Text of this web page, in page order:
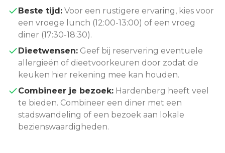
Beste tijd: Voor een rustigere ervaring, kies voor
een vroege lunch (12:00-13:00) of een vroeg
diner (17:30-18:30).
Dieetwensen: Geef bij reservering eventuele
allergieën of dieetvoorkeuren door zodat de
keuken hier rekening mee kan houden.
Combineer je bezoek: Hardenberg heeft veel
te bieden. Combineer een diner met een
stadswandeling of een bezoek aan lokale
bezienswaardigheden.